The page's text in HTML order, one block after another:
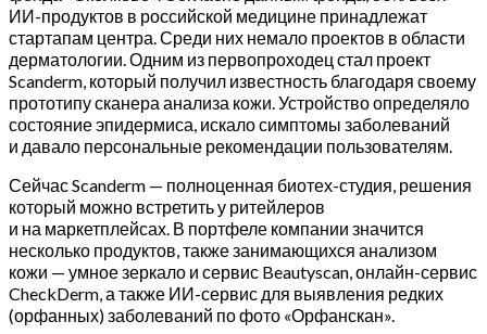
ИИ-продуктов в российской медицине принадлежат
стартапам центра. Среди них немало проектов в области
дерматологии. Одним из первопроходец стал проект
Scanderm, который получил известность благодаря своему
прототипу сканера анализа кожи. Устройство определяло
состояние эпидермиса, искало симптомы заболеваний
и давало персональные рекомендации пользователям.
Сейчас Scanderm — полноценная биотех-студия, решения
который можно встретить у ритейлеров
и на маркетплейсах. В портфеле компании значится
несколько продуктов, также занимающихся анализом
кожи — умное зеркало и сервис Beautyscan, онлайн-сервис
CheckDerm, а также ИИ-сервис для выявления редких
(орфанных) заболеваний по фото «Орфанскан».